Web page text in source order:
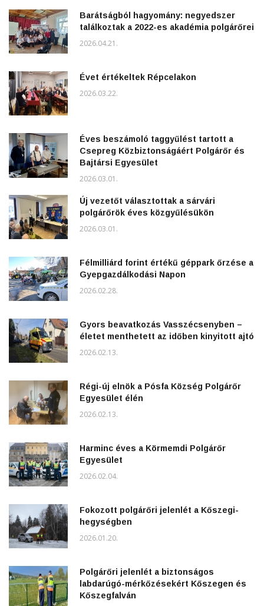
Barátságból hagyomány: negyedszer
találkoztak a 2022-es akadémia polgárőrei
2026.04.21.
Évet értékeltek Répcelakon
2026.03.22.
Éves beszámoló taggyűlést tartott a
Csepreg Közbiztonságáért Polgárőr és
Bajtársi Egyesület
2026.03.01.
Új vezetőt választottak a sárvári
polgárőrök éves közgyűlésükön
2026.03.01.
Félmilliárd forint értékű géppark őrzése a
Gyepgazdálkodási Napon
2026.02.28.
Gyors beavatkozás Vasszécsenyben –
életet menthetett az időben kinyitott ajtó
2026.02.13.
Régi-új elnök a Pósfa Község Polgárőr
Egyesület élén
2026.02.13.
Harminc éves a Körmemdi Polgárőr
Egyesület
2026.02.04.
Fokozott polgárőri jelenlét a Kőszegi-
hegységben
2026.01.20.
Polgárőri jelenlét a biztonságos
labdarúgó-mérkőzésekért Kőszegen és
Kőszegfalván